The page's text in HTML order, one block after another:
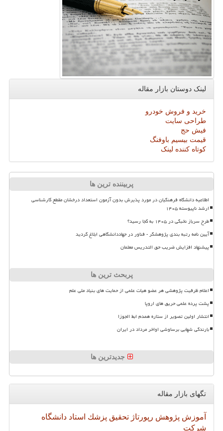
لینک دوستان بازار مقاله
خرید و فروش خودرو
طراحی سایت
فیش حج
قیمت بیسیم باوفنگ
کوتاه کننده لینک
پربیننده ترین ها
اطلاعیه دانشگاه فرهنگیان در مورد پذیرش بدون آزمون استعداد درخشان مقطع کارشناسی
ارشد ناپیوسته ۱۴۰۵
طرح سرباز نخبگی در ۱۴۰۵ به کجا رسید؟
آیین نامه رتبه بندی پژوهشگر - فناور در جهاددانشگاهی ابلاغ گردید
پیشنهاد افزایش ضریب حق التدریس معلمان
پربحث ترین ها
اعلام ظرفیت پژوهشی هر عضو هیات علمی از حمایت های بنیاد ملی علم
پشت پرده علمی حریق های اروپا
انتشار اولین تصویر از ستاره همدم ابط الجوزا
بارندگی شهابی برساوشی اواخر مرداد در ایران
جدیدترین ها
تگهای بازار مقاله
آموزش پژوهش رپورتاژ تحقیق پزشك استاد دانشگاه
شركت